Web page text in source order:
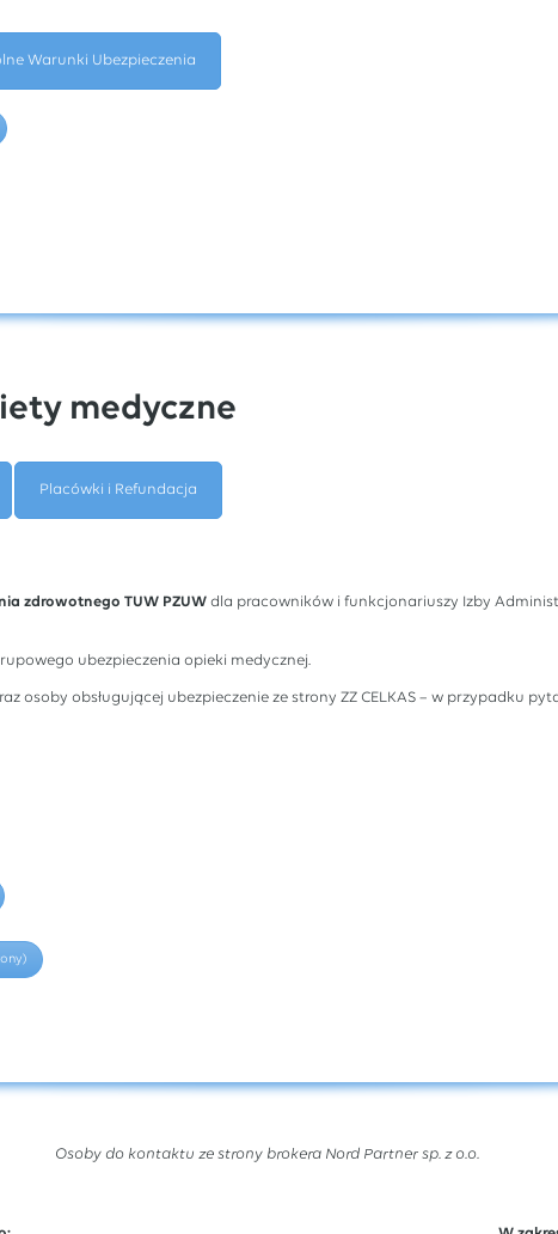
Warunki Ubezpieczenia
medyczne
Placówki i Refundacja
zdrowotnego TUW PZUW dla pracowników i funkcjonariuszy Izby
ubezpieczenia opieki medycznej.
obsługującej ubezpieczenie ze strony ZZ CELKAS – w przypadku
Osoby do kontaktu ze strony brokera Nord Partner sp. z o.o.